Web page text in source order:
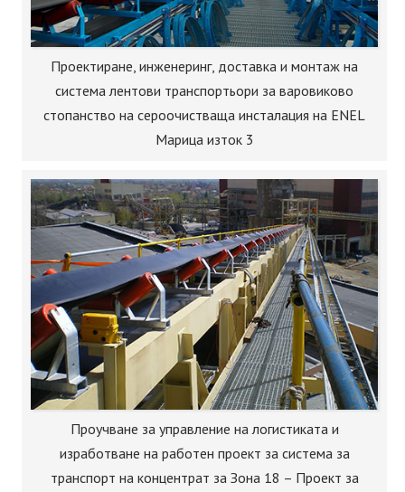
Проектиране, инженеринг, доставка и монтаж на
система лентови транспортьори за варовиково
стопанство на сероочистваща инсталация на ENEL
Марица изток 3
Проучване за управление на логистиката и
изработване на работен проект за система за
транспорт на концентрат за Зона 18 – Проект за